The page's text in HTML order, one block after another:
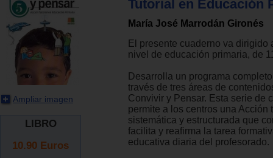
Ampliar imagen
LIBRO
10.90 Euros
Tutorial en Educación
María José Marrodán Gironés
El presente cuaderno va dirigido
nivel de educación primaria, de
Desarrolla un programa
través de tres áreas de
Convivir y Pensar. Esta serie de
permite a los centros una Acción
sistemática y estructurada que
facilita y reafirma la tarea
educativa diaria del profesorado.